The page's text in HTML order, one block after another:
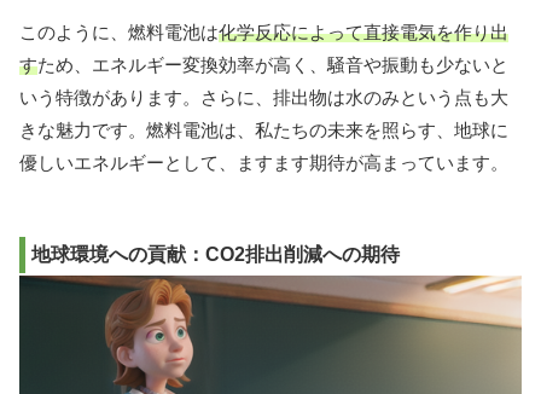
このように、燃料電池は化学反応によって直接電気を作り出
すため、エネルギー変換効率が高く、騒音や振動も少ないと
いう特徴があります。さらに、排出物は水のみという点も大
きな魅力です。燃料電池は、私たちの未来を照らす、地球に
優しいエネルギーとして、ますます期待が高まっています。
地球環境への貢献：CO2排出削減への期待